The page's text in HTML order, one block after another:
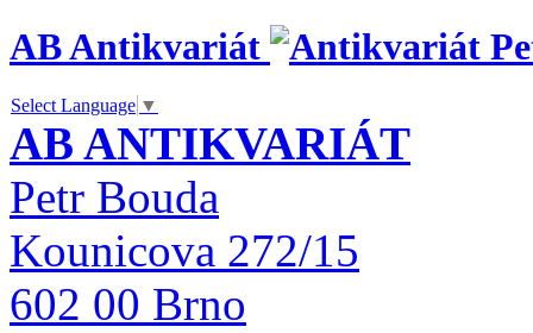
AB Antikvariát
Select Language ▼
AB ANTIKVARIÁT
Petr Bouda
Kounicova 272/15
602 00 Brno